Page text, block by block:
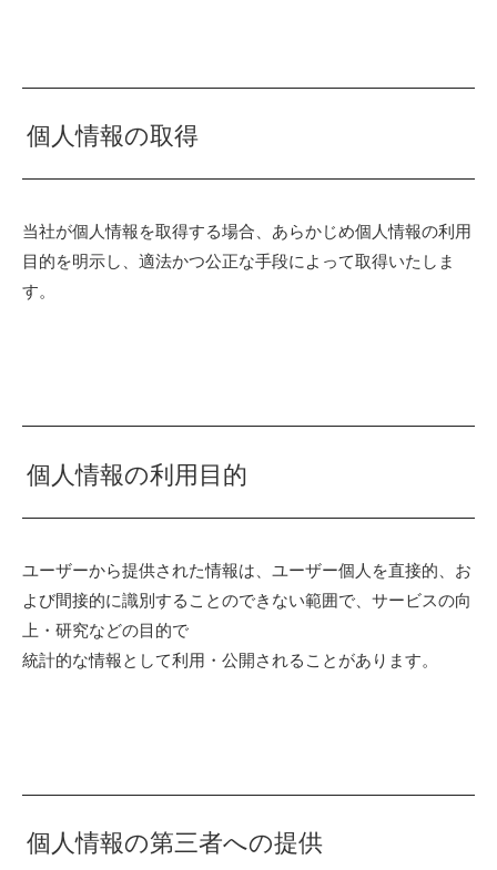
個人情報の取得
当社が個人情報を取得する場合、あらかじめ個人情報の利用
目的を明示し、適法かつ公正な手段によって取得いたしま
す。
個人情報の利用目的
ユーザーから提供された情報は、ユーザー個人を直接的、お
よび間接的に識別することのできない範囲で、サービスの向
上・研究などの目的で
統計的な情報として利用・公開されることがあります。
個人情報の第三者への提供